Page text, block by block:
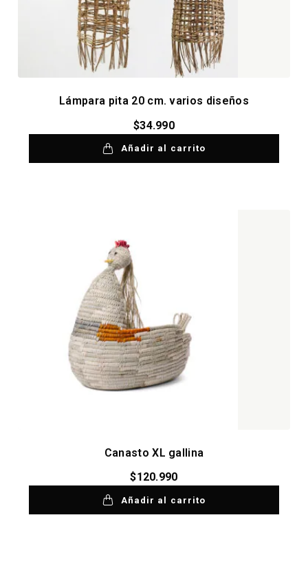
Lámpara pita 20 cm. varios diseños
$34.990
Añadir al carrito
Canasto XL gallina
$120.990
Añadir al carrito